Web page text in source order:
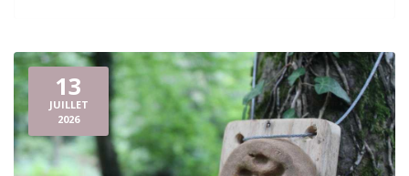
13
JUILLET
2026